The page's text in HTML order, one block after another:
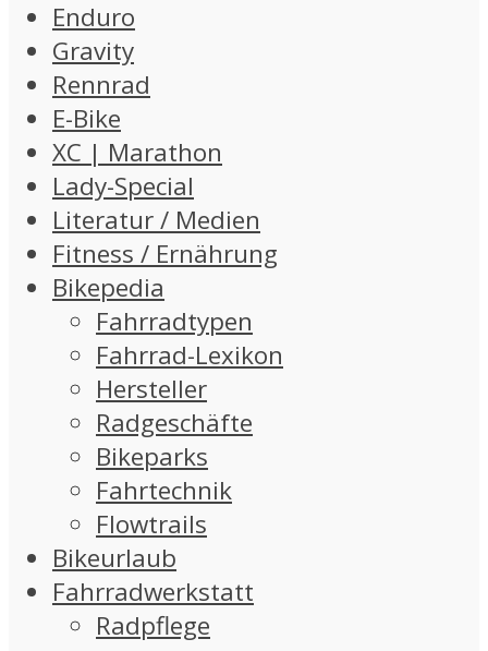
Enduro
Gravity
Rennrad
E-Bike
XC | Marathon
Lady-Special
Literatur / Medien
Fitness / Ernährung
Bikepedia
Fahrradtypen
Fahrrad-Lexikon
Hersteller
Radgeschäfte
Bikeparks
Fahrtechnik
Flowtrails
Bikeurlaub
Fahrradwerkstatt
Radpflege